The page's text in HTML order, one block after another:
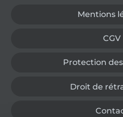
Mentions
CGV
Protection
Droit de